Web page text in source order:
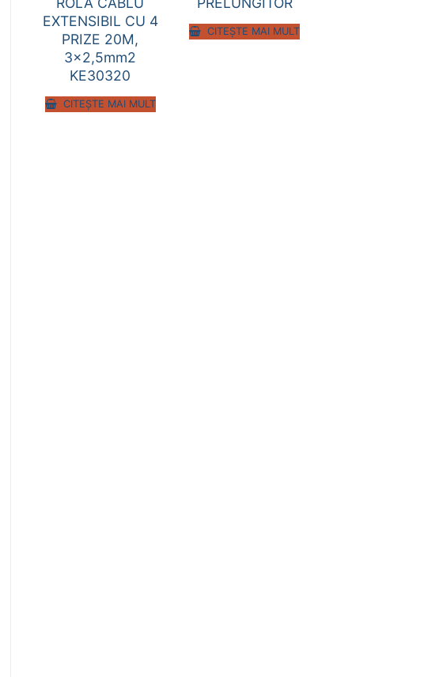
EXTENSIBIL CU 4
PRIZE 20M,
3×2,5mm2
KE30320
CITEȘTE MAI MULT
CITEȘTE MAI MULT